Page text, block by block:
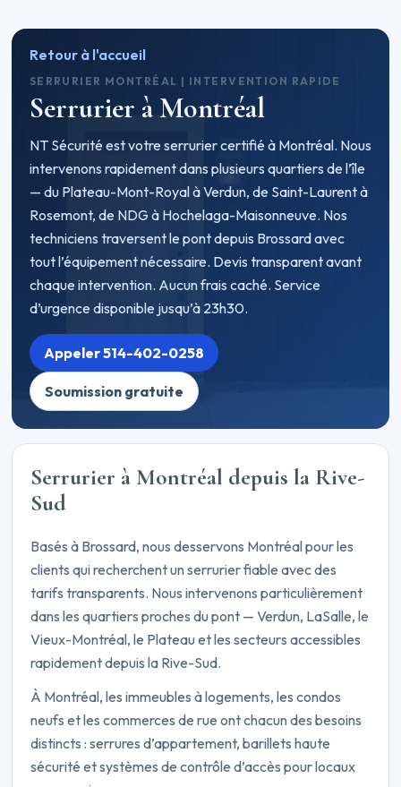
Retour à l'accueil
SERRURIER MONTRÉAL | INTERVENTION RAPIDE
Serrurier à Montréal
NT Sécurité est votre serrurier certifié à Montréal. Nous
intervenons rapidement dans plusieurs quartiers de l’île
— du Plateau-Mont-Royal à Verdun, de Saint-Laurent à
Rosemont, de NDG à Hochelaga-Maisonneuve. Nos
techniciens traversent le pont depuis Brossard avec
tout l’équipement nécessaire. Devis transparent avant
chaque intervention. Aucun frais caché. Service
d’urgence disponible jusqu’à 23h30.
Appeler 514-402-0258
Soumission gratuite
Serrurier à Montréal depuis la Rive-
Sud
Basés à Brossard, nous desservons Montréal pour les
clients qui recherchent un serrurier fiable avec des
tarifs transparents. Nous intervenons particulièrement
dans les quartiers proches du pont — Verdun, LaSalle, le
Vieux-Montréal, le Plateau et les secteurs accessibles
rapidement depuis la Rive-Sud.
À Montréal, les immeubles à logements, les condos
neufs et les commerces de rue ont chacun des besoins
distincts : serrures d’appartement, barillets haute
sécurité et systèmes de contrôle d’accès pour locaux